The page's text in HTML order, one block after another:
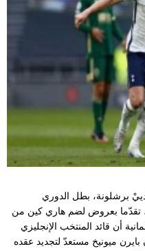
برشلونة، بطل الدوري
تقدّما بعروض لضم هاري كين من
أن قائد المنتخب الإنجليزي
ميونيخ مستعدّ لتجديد عقده